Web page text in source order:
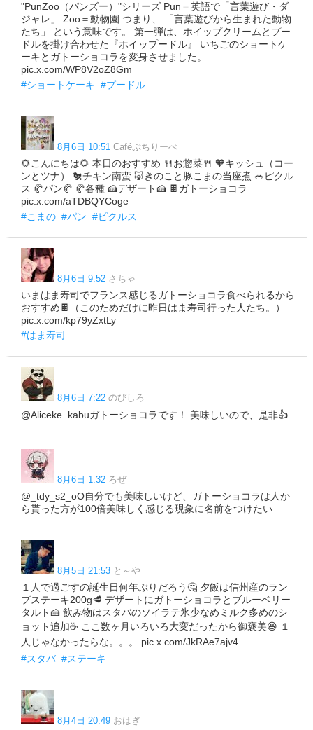
"PunZoo（パンズー）"シリーズ Pun＝英語で「言葉遊び・ダ
ジャレ」 Zoo＝動物園 つまり、 「言葉遊びから生まれた動物
たち」 という意味です。 第一弾は、ホイップクリームとプー
ドルを掛け合わせた『ホイップードル』 いちごのショートケ
ーキとガトーショコラを変身させました。
pic.x.com/WP8V2oZ8Gm
#ショートケーキ #プードル
8月6日 10:51 Caféぷちりーべ
🌻こんにちは🌻 本日のおすすめ 🍴お惣菜🍴 🧡キッシュ（コー
ンとツナ） 🐔チキン南蛮 🐷きのこと豚こまの当座煮 🥗ピクル
ス 🥐パン🥐 🥐各種 🍰デザート🍰 🍫ガトーショコラ
pic.x.com/aTDBQYCoge
#こまの #パン #ピクルス
8月6日 9:52 さちゃ
いまはま寿司でフランス感じるガトーショコラ食べられるから
おすすめ🍫（このためだけに昨日はま寿司行った人たち。）
pic.x.com/kp79yZxtLy
#はま寿司
8月6日 7:22 のびしろ
@Aliceke_kabuガトーショコラです！ 美味しいので、是非👍
8月6日 1:32 ろぜ
@_tdy_s2_oO自分でも美味しいけど、ガトーショコラは人か
ら貰った方が100倍美味しく感じる現象に名前をつけたい
8月5日 21:53 と～や
１人で過ごすの誕生日何年ぶりだろう🤔 夕飯は信州産のラン
プステーキ200g🥩 デザートにガトーショコラとブルーベリー
タルト🍰 飲み物はスタバのソイラテ氷少なめミルク多めのシ
ョット追加☕ ここ数ヶ月いろいろ大変だったから御褒美😆 １
人じゃなかったらな。。。 pic.x.com/JkRAe7ajv4
#スタバ #ステーキ
8月4日 20:49 おはぎ